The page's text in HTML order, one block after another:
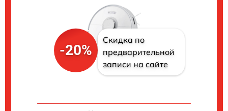
-20%
Скидка по
предварительной
записи на сайте